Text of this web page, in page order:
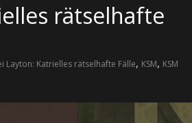
rätselhafte
Layton: Katrielles rätselhafte Fälle, KSM, KSM